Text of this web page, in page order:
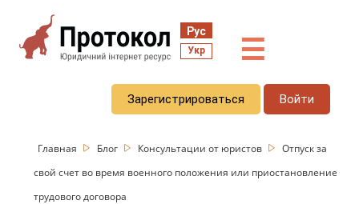
Рус
Укр ☰
Зарегистрироваться Войти
Главная Блог Консультации от юристов
Отпуск за
свой счет во время военного положения или приостановление
трудового договора